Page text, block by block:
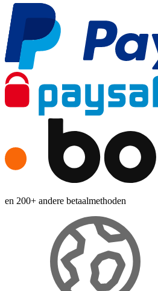
en 200+ andere betaalmethoden